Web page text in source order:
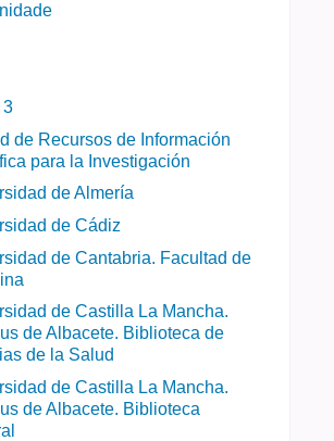
3
de Recursos de Información
para la Investigación
de Almería
de Cádiz
de Cantabria. Facultad de
de Castilla La Mancha.
de Albacete. Biblioteca de
de la Salud
de Castilla La Mancha.
de Albacete. Biblioteca